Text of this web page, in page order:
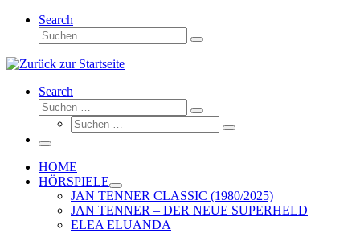
Search
Suche
Suchen …
Search
Suche
Suchen …
Suche
Suchen …
Menü
HOME
HÖRSPIELE
JAN TENNER CLASSIC (1980/2025)
JAN TENNER – DER NEUE SUPERHELD
ELEA ELUANDA